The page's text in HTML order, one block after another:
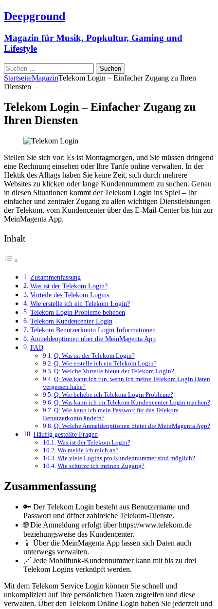
Deepground
Magazin für Musik, Popkultur, Gaming und
Lifestyle
Suchen
nach:
StartseiteMagazinTelekom Login – Einfacher Zugang zu Ihren
Diensten
Telekom Login – Einfacher Zugang zu
Ihren Diensten
Stellen Sie sich vor: Es ist Montagmorgen, und Sie müssen dringend
eine Rechnung einsehen oder Ihre Tarife online verwalten. In der
Hektik des Alltags haben Sie keine Zeit, sich durch mehrere
Websites zu klicken oder lange Kundennummern zu suchen. Genau
in diesen Situationen kommt der Telekom Login ins Spiel – Ihr
einfacher und zentraler Zugang zu allen wichtigen Dienstleistungen
der Telekom, vom Kundencenter über das E-Mail-Center bis hin zur
MeinMagenta App.
Inhalt
Zusammenfassung
Was ist der Telekom Login?
Vorteile des Telekom Logins
Wie erstelle ich ein Telekom Login?
Telekom Login Probleme beheben
Telekom Kundencenter Login
Telekom Benutzerkonto Login Informationen
Anmeldeoptionen über die MeinMagenta App
FAQ
Q: Was ist der Telekom Login?
Q: Wie erstelle ich ein Telekom Login?
Q: Welche Vorteile bietet der Telekom Login?
Q: Was kann ich tun, wenn ich meine Telekom Login Daten
vergessen habe?
Q: Wie behebe ich Telekom Login Probleme?
Q: Was kann ich im Telekom Kundencenter Login machen?
Q: Wie kann ich mein Passwort für das Telekom
Benutzerkonto ändern?
Q: Welche Anmeldeoptionen bietet die MeinMagenta App?
Häufig gestellte Fragen
Was ist der Telekom Login?
Wo melde ich mich an?
Wie viele Logins pro Kundennummer sind möglich?
Wie schütze ich meinen Zugang?
Zusammenfassung
🔑 Der Telekom Login besteht aus Benutzername und
Passwort und öffnet zahlreiche Telekom-Dienste.
🌐 Die Anmeldung erfolgt über https://www.telekom.de
beziehungsweise das Kundencenter.
📱 Über die MeinMagenta App lassen sich Daten auch
unterwegs verwalten.
🔗 Jede Mobilfunk-Kundennummer kann mit bis zu drei
Telekom Logins verknüpft werden.
Mit dem Telekom Service Login können Sie schnell und
unkompliziert auf Ihre persönlichen Daten zugreifen und diese
verwalten. Über den Telekom Online Login haben Sie jederzeit und